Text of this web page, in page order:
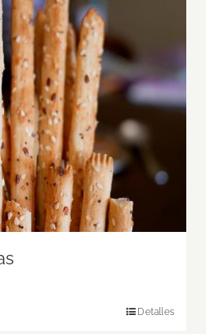
Detalles